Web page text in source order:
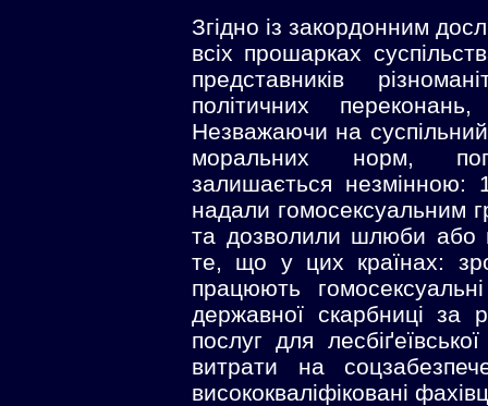
Згідно із закордонним
всіх прошарках
представників
політичних
Незважаючи на суспільний
моральних норм,
залишається незмінною:
надали гомосексуальним
та дозволили шлюби або
те, що у цих країнах:
працюють
державної скарбниці за
послуг для
витрати на
висококваліфіковані